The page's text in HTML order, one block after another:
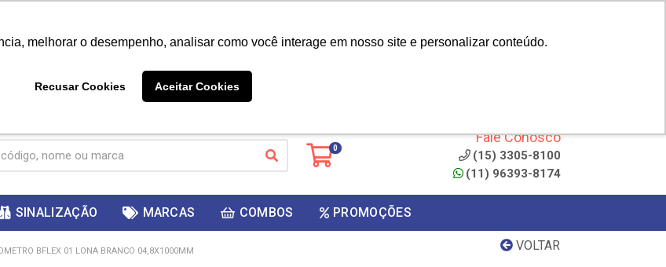
melhorar o desempenho, analisar como você interage em nosso site e personalizar conteúdo.
Recusar Cookies Aceitar Cookies
ganhar
0
Fale Conosco
(15) 3305-8100
(11) 96393-8174
SINALIZAÇÃO MARCAS COMBOS PROMOÇÕES
VOLTAR
BFLEX 01 LONA BRANCO 04,8X1000MM